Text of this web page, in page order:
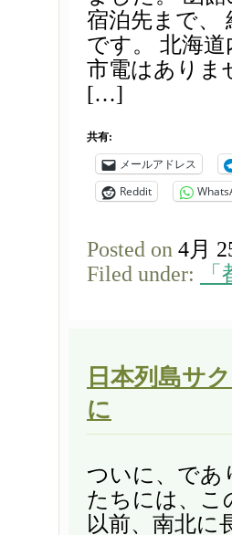
宿泊先まで、
です。 北海
市電はありま
[…]
共有:
メールアドレス
Reddit
Posted on 4月
Filed under:
日本列島サ
に
ついに、であ
たちには、こ
以前、南北に